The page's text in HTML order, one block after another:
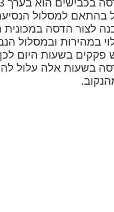
קל בהתאם למסלול
במהירות ובמסלול
פקקים בשעות היום
בשעות אלה עלול